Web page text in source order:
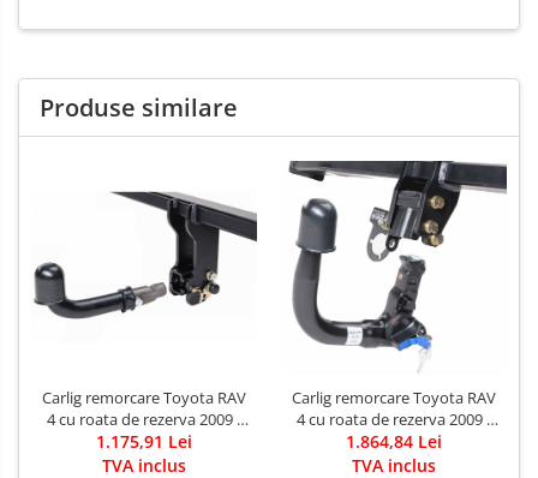
Produse similare
Carlig remorcare Toyota RAV
4 cu roata de rezerva 2009 -
2013 demontabil automat cu
maneta marca Autohak
1.175,91 Lei
TVA inclus
Carlig remorcare Toyota RAV
4 cu roata de rezerva 2009 -
2013 demontabil automat
vertical marca Autohak
1.864,84 Lei
TVA inclus